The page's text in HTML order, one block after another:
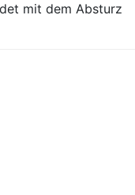
mit dem Absturz